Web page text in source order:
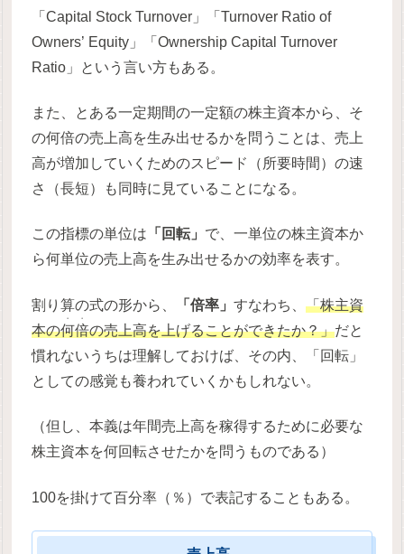
「Capital Stock Turnover」「Turnover Ratio of
Owners’ Equity」「Ownership Capital Turnover
Ratio」という言い方もある。
また、とある一定期間の一定額の株主資本から、そ
の何倍の売上高を生み出せるかを問うことは、売上
高が増加していくためのスピード（所要時間）の速
さ（長短）も同時に見ていることになる。
この指標の単位は 「回転」 で、一単位の株主資本か
ら何単位の売上高を生み出せるかの効率を表す。
割り算の式の形から、 「倍率」すなわち、「株主資
本の何倍
・・
の売上高を上げることができたか？」だと
慣れないうちは理解しておけば、その内、「回転」
としての感覚も養われていくかもしれない。
（但し、本義は年間売上高を稼得するために必要な
株主資本を何回転させたかを問うものである）
100を掛けて百分率（％）で表記することもある。